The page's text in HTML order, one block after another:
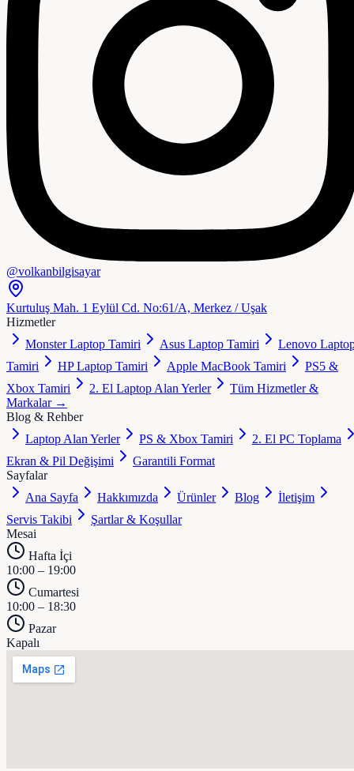
@volkanbilgisayar
Kurtuluş Mah. 1 Eylül Cd. No:61/A, Merkez / Uşak
Hizmetler
Monster Laptop Tamiri
Asus Laptop Tamiri
Lenovo
Tamiri
HP Laptop Tamiri Apple MacBook Tamiri
PS5 &
Xbox Tamiri
2. El Laptop Alan Yerler
Tüm Hizmetler &
Markalar →
Blog & Rehber
Laptop Alan Yerler
PS & Xbox Tamiri
2. El PC Toplama
Ekran & Pil Değişimi
Garantili Format
Sayfalar
Ana Sayfa
Hakkımızda Ürünler Blog
İletişim
Servis Takibi
Şartlar & Koşullar
Mesai
Hafta İçi
10:00 – 19:00
Cumartesi
10:00 – 18:30
Pazar
Kapalı